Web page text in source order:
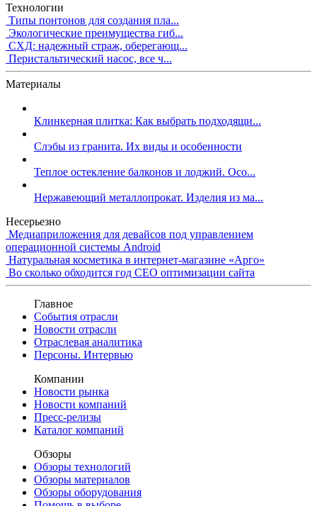
Технологии
Типы понтонов для создания пла...
Экологические преимущества гиб...
СХД: надежный страж, оберегающ...
Перистальтический насос, все ч...
Материалы
Клинкерная плитка: Как выбрать подходящи...
Слэбы из гранита. Их виды и особенности
Теплое остекление балконов и лоджий. Осо...
Нержавеющий металлопрокат. Изделия из ма...
Несерьезно
Медиаприложения для девайсов под управлением
операционной системы Android
Натуральная косметика в интернет-магазине «Арго»
Во сколько обходится год СЕО оптимизации сайта
Главное
События отрасли
Новости отрасли
Отраслевая аналитика
Персоны. Интервью
Компании
Новости рынка
Новости компаний
Пресс-релизы
Каталог компаний
Обзоры
Обзоры технологий
Обзоры материалов
Обзоры оборудования